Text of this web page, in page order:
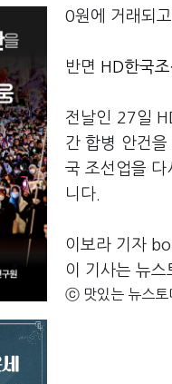
0원에 거래되
반면 HD한국
전날인 27일
간 합병 안건
국 조선업을 다
니다.
이보라 기자
이 기사는 뉴스
ⓒ 맛있는 뉴스토